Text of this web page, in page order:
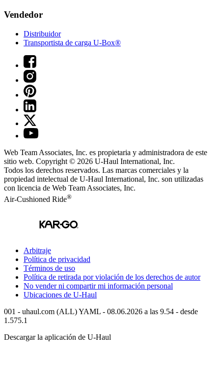
Vendedor
Distribuidor
Transportista de carga U-Box®
Web Team Associates, Inc. es propietaria y administradora de este
sitio web. Copyright © 2026 U-Haul International, Inc.
Todos los derechos reservados. Las marcas comerciales y la
propiedad intelectual de U-Haul International, Inc. son utilizadas
con licencia de Web Team Associates, Inc.
Air-Cushioned Ride®
Arbitraje
Política de privacidad
Términos de uso
Política de retirada por violación de los derechos de autor
No vender ni compartir mi información personal
Ubicaciones de U-Haul
001 - uhaul.com (ALL) YAML - 08.06.2026 a las 9.54 - desde
1.575.1
Descargar la aplicación de U-Haul